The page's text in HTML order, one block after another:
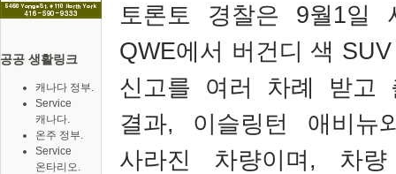
공공 생활링크
캐나다 정부.
Service
캐나다.
온주 정부.
Service
온타리오.
토론토 경찰은 9월1일
QWE에서 버건디 색
신고를 여러 차례 받고
결과, 이슬링턴 애비
사라진 차량이며, 차